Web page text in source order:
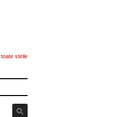
toate stirile